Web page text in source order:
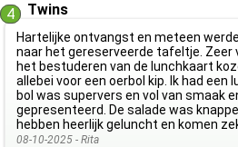
4 Twins
Hartelijke ontvangst en meteen
naar het gereserveerde tafeltje. Zeer
het bestuderen van de lunchkaart
allebei voor een oerbol kip. Ik had een
bol was supervers en vol van smaak
gepresenteerd. De salade was
hebben heerlijk geluncht en komen
08-10-2025 - Rita